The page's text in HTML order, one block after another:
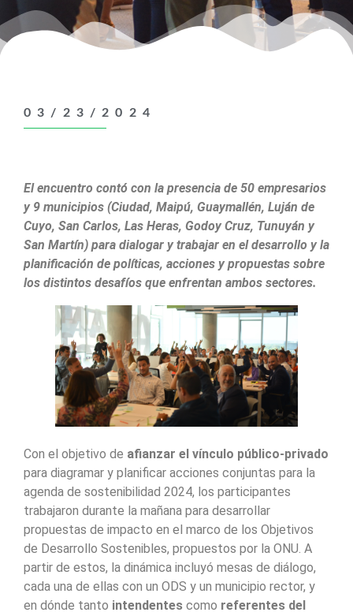
03/23/2024
El encuentro contó con la presencia de 50 empresarios
y 9 municipios (Ciudad, Maipú, Guaymallén, Luján de
Cuyo, San Carlos, Las Heras, Godoy Cruz, Tunuyán y
San Martín) para dialogar y trabajar en el desarrollo y la
planificación de políticas, acciones y propuestas sobre
los distintos desafíos que enfrentan ambos sectores.
Con el objetivo de afianzar el vínculo público-privado
para diagramar y planificar acciones conjuntas para la
agenda de sostenibilidad 2024, los participantes
trabajaron durante la mañana para desarrollar
propuestas de impacto en el marco de los Objetivos
de Desarrollo Sostenibles, propuestos por la ONU. A
partir de estos, la dinámica incluyó mesas de diálogo,
cada una de ellas con un ODS y un municipio rector, y
en dónde tanto intendentes como referentes del